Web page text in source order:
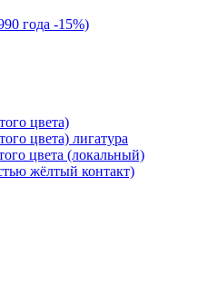
года -15%)
цвета)
цвета) лигатура
цвета (локальный)
жёлтый контакт)